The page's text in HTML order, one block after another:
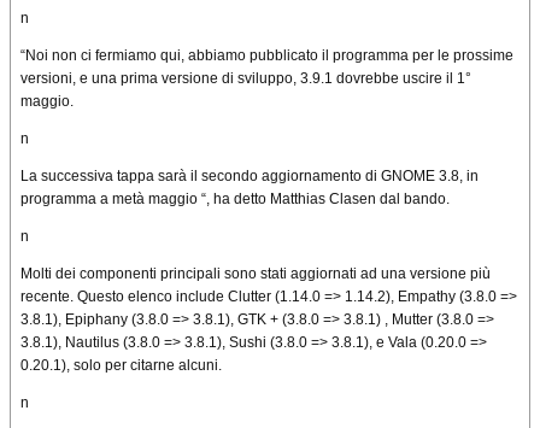
n
“Noi non ci fermiamo qui, abbiamo pubblicato il programma per le prossime
versioni, e una prima versione di sviluppo, 3.9.1 dovrebbe uscire il 1°
maggio.
n
La successiva tappa sarà il secondo aggiornamento di GNOME 3.8, in
programma a metà maggio “, ha detto Matthias Clasen dal bando.
n
Molti dei componenti principali sono stati aggiornati ad una versione più
recente. Questo elenco include Clutter (1.14.0 => 1.14.2), Empathy (3.8.0 =>
3.8.1), Epiphany (3.8.0 => 3.8.1), GTK + (3.8.0 => 3.8.1) , Mutter (3.8.0 =>
3.8.1), Nautilus (3.8.0 => 3.8.1), Sushi (3.8.0 => 3.8.1), e Vala (0.20.0 =>
0.20.1), solo per citarne alcuni.
n